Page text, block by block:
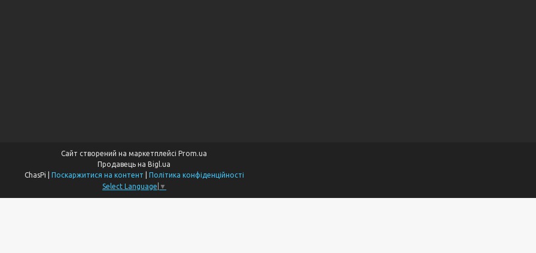
Сайт створений на маркетплейсі Prom.ua
Продавець на Bigl.ua
Поскаржитися на контент
Політика конфіденційності
Select Language ▼